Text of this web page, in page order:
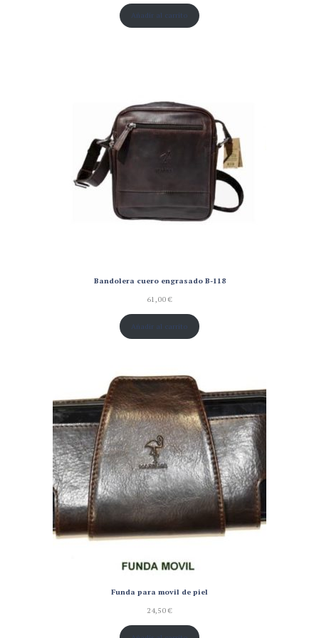
Añadir al carrito
Bandolera cuero engrasado B-118
61,00€
Añadir al carrito
Funda para movil de piel
24,50€